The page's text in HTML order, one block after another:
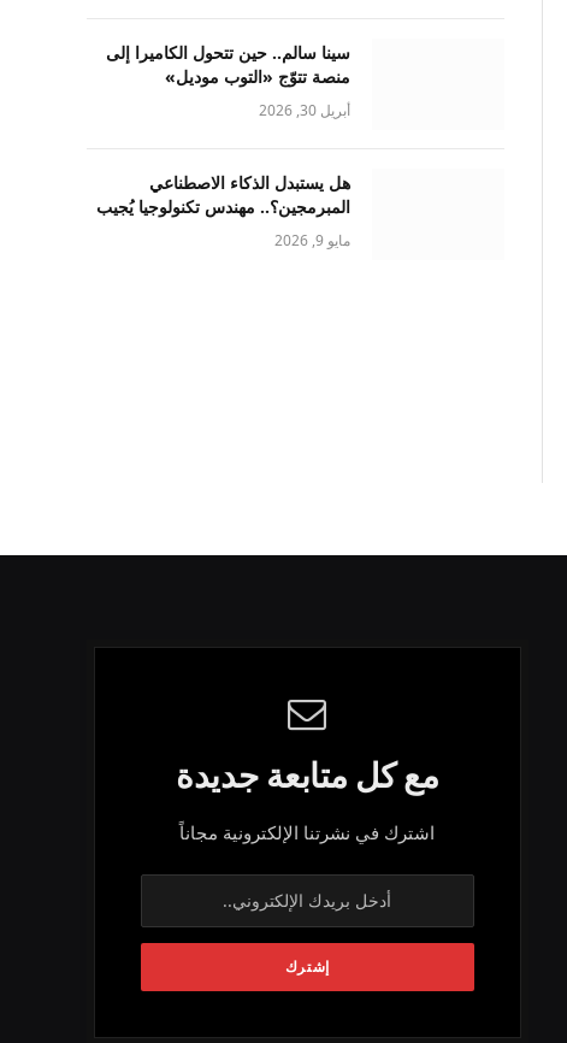
سينا سالم.. حين تتحول الكاميرا إلى
منصة تتوّج «التوب موديل»
أبريل 30, 2026
هل يستبدل الذكاء الاصطناعي
المبرمجين؟.. مهندس تكنولوجيا يُجيب
مايو 9, 2026
مع كل متابعة جديدة
اشترك في نشرتنا الإلكترونية مجاناً